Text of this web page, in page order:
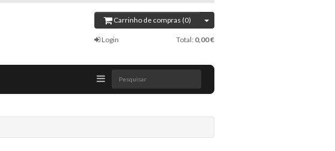
Carrinho de compras (0)
Login Total: 0,00 €